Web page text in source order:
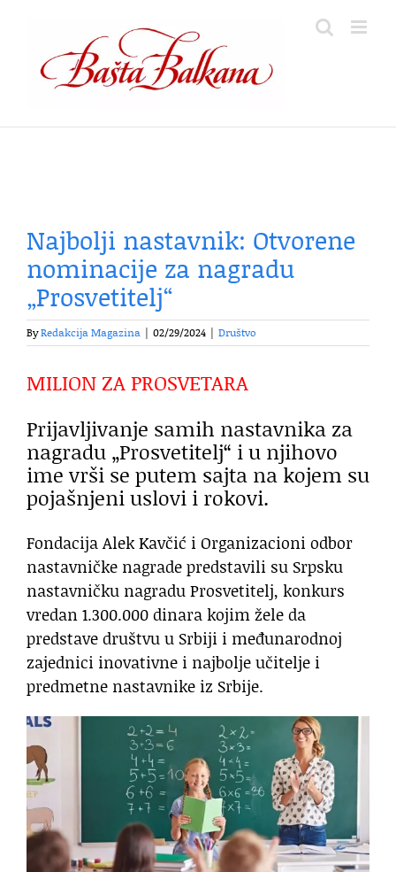
content
Najbolji nastavnik: Otvorene
nominacije za nagradu
„Prosvetitelj“
ByRedakcija Magazina 02/29/2024 Društvo
MILION ZA PROSVETARA
Prijavljivanje samih nastavnika za
nagradu „Prosvetitelj“ i u njihovo
ime vrši se putem sajta na kojem su
pojašnjeni uslovi i rokovi.
Fondacija Alek Kavčić i Organizacioni odbor
nastavničke nagrade predstavili su Srpsku
nastavničku nagradu Prosvetitelj, konkurs
vredan 1.300.000 dinara kojim žele da
predstave društvu u Srbiji i međunarodnoj
zajednici inovativne i najbolje učitelje i
predmetne nastavnike iz Srbije.